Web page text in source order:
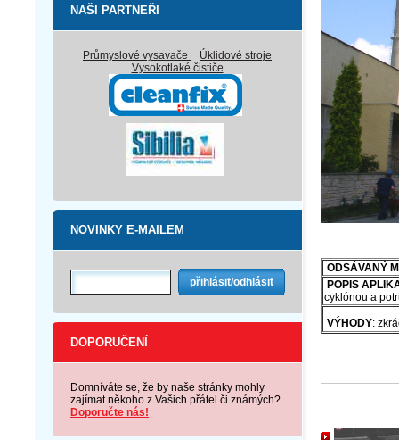
NAŠI PARTNEŘI
Průmyslové vysavače
Úklidové stroje
Vysokotlaké čističe
NOVINKY E-MAILEM
DOPORUČENÍ
Domníváte se, že by naše stránky mohly
zajímat někoho z Vašich přátel či známých?
Doporučte nás!
ODSÁVANÝ
POPIS
cyklónou a
VÝHODY: